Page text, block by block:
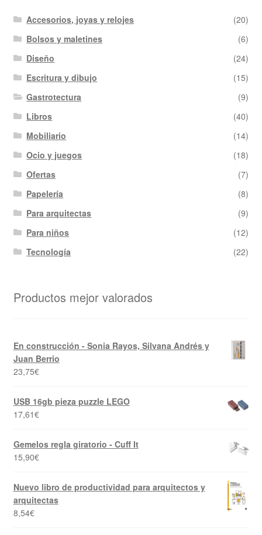
Accesorios, joyas y relojes
(20)
Bolsos y maletines
(6)
Diseño
(24)
Escritura y dibujo
(15)
Gastrotectura
(9)
Libros
(40)
Mobiliario
(14)
Ocio y juegos
(18)
Ofertas
(7)
Papelería
(8)
Para arquitectas
(9)
Para niños
(12)
Tecnología
(22)
Productos mejor valorados
En construcción - Sonia Rayos, Silvana Andrés y
Juan Berrio
23,75€
USB 16gb pieza puzzle LEGO
17,61€
Gemelos regla giratorio - Cuff It
15,90€
Nuevo libro de productividad para arquitectos y
arquitectas
8,54€